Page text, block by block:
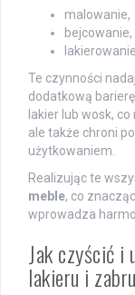
malowanie,
bejcowanie,
Te czynności
dodatkową
lakier lub wosk,
ale także chroni
użytkowaniem.
Realizując te
meble, co
wprowadza
Jak czyścić i
lakieru i